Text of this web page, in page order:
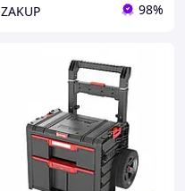
ZAKUP 98%